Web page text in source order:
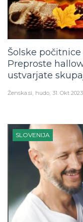
Šolske
Preproste
ustvarjate
Ženska.si hudo 31. Okt 2023
SLOVENIJA